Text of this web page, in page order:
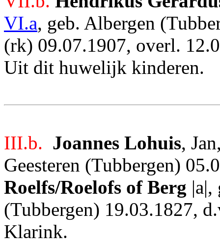
VI.a, geb. Albergen
(rk) 09.07.1907, overl.
Uit dit huwelijk kinderen.
III.b. Joannes Lohuis,
Geesteren (Tubbergen)
Roelfs/Roelofs of Berg
(Tubbergen) 19.03.1827,
Klarink.